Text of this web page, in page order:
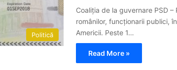
Politică
Coaliția de la guvernare PSD
românilor, funcționarii publici,
Americii. Peste 1…
Read More »